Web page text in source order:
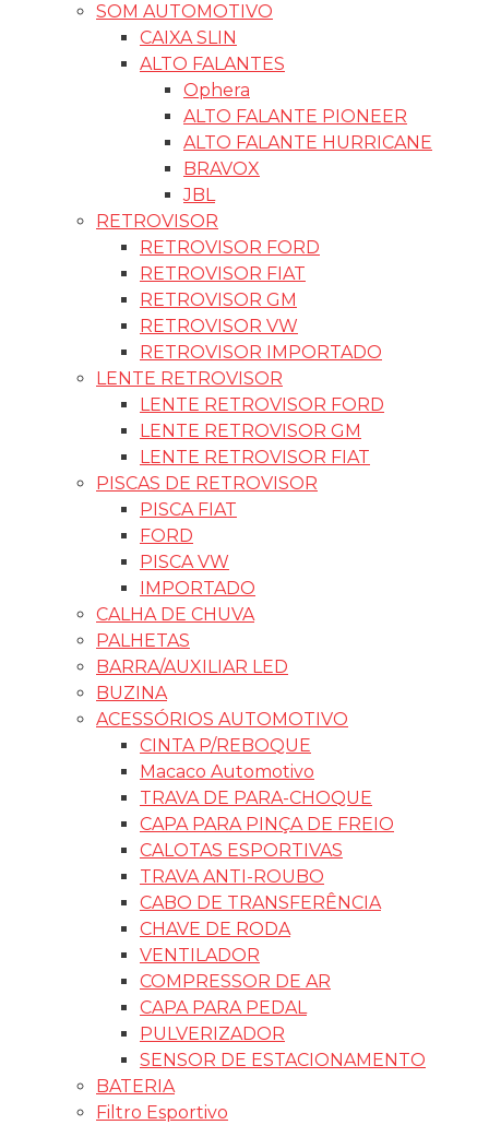
SOM AUTOMOTIVO
CAIXA SLIN
ALTO FALANTES
Ophera
ALTO FALANTE PIONEER
ALTO FALANTE HURRICANE
BRAVOX
JBL
RETROVISOR
RETROVISOR FORD
RETROVISOR FIAT
RETROVISOR GM
RETROVISOR VW
RETROVISOR IMPORTADO
LENTE RETROVISOR
LENTE RETROVISOR FORD
LENTE RETROVISOR GM
LENTE RETROVISOR FIAT
PISCAS DE RETROVISOR
PISCA FIAT
FORD
PISCA VW
IMPORTADO
CALHA DE CHUVA
PALHETAS
BARRA/AUXILIAR LED
BUZINA
ACESSÓRIOS AUTOMOTIVO
CINTA P/REBOQUE
Macaco Automotivo
TRAVA DE PARA-CHOQUE
CAPA PARA PINÇA DE FREIO
CALOTAS ESPORTIVAS
TRAVA ANTI-ROUBO
CABO DE TRANSFERÊNCIA
CHAVE DE RODA
VENTILADOR
COMPRESSOR DE AR
CAPA PARA PEDAL
PULVERIZADOR
SENSOR DE ESTACIONAMENTO
BATERIA
Filtro Esportivo